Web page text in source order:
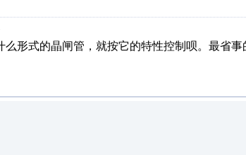
形式的晶闸管，就按它的特性控制呗。最省事